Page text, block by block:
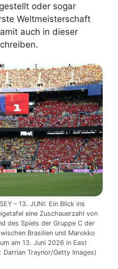
oder sogar
Weltmeisterschaft
auch in dieser
– 13. JUNI: Ein Blick ins
eine Zuschauerzahl von
des Spiels der Gruppe C der
Brasilien und Marokko
am 13. Juni 2026 in East
Traynor/Getty Images)